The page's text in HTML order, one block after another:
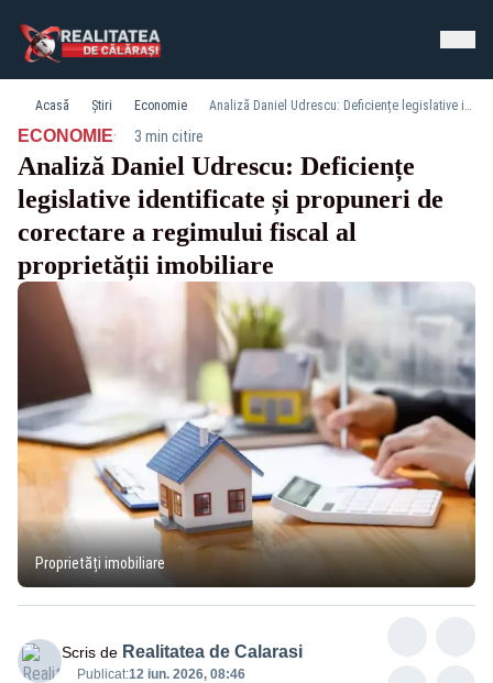
Acasă Știri Economie Analiză Daniel Udrescu: Deficiențe legislative identificate și propuneri de corectare a regimului fiscal al proprietății imobiliare
ECONOMIE· 3 min citire
Analiză Daniel Udrescu: Deficiențe
legislative identificate și propuneri de
corectare a regimului fiscal al
proprietății imobiliare
Proprietăți imobiliare
Scris de Realitatea de Calarasi
Publicat:12 iun. 2026, 08:46